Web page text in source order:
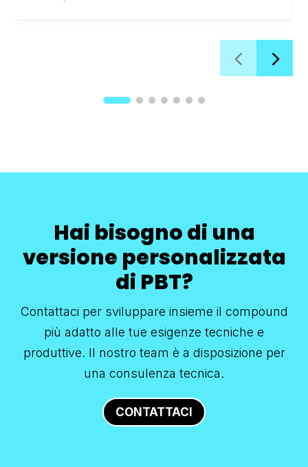
Hai bisogno di una
versione personalizzata
di PBT?
Contattaci per sviluppare insieme il compound
più adatto alle tue esigenze tecniche e
produttive. Il nostro team è a disposizione per
una consulenza tecnica.
CONTATTACI